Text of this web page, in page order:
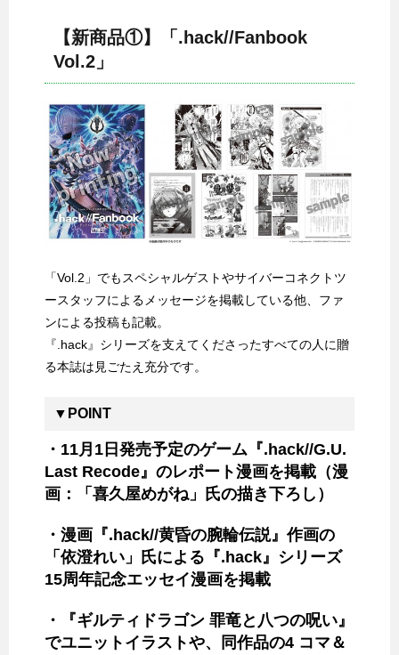
【新商品①】「.hack//Fanbook
Vol.2」
「Vol.2」でもスペシャルゲストやサイバーコネクトツ
ースタッフによるメッセージを掲載している他、ファ
ンによる投稿も記載。
『.hack』シリーズを支えてくださったすべての人に贈
る本誌は見ごたえ充分です。
▼POINT
・11月1日発売予定のゲーム『.hack//G.U.
Last Recode』のレポート漫画を掲載（漫
画：「喜久屋めがね」氏の描き下ろし）
・漫画『.hack//黄昏の腕輪伝説』作画の
「依澄れい」氏による『.hack』シリーズ
15周年記念エッセイ漫画を掲載
・『ギルティドラゴン 罪竜と八つの呪い』
でユニットイラストや、同作品の4 コマ＆